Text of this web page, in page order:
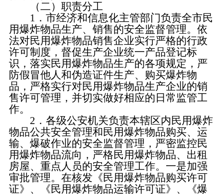
（二）职责分工
1．市经济和信息化主管部门负责全市民
用爆炸物品生产、销售的安全监督管理。依
法对民用爆炸物品销售企业实行严格的行政
许可制度，督促生产企业统一产品登记标
识，落实民用爆炸物品生产的各项规定，严
防假冒他人和伪造证件生产、购买爆炸物
品，严格实行对民用爆炸物品生产企业的销
售许可管理，并切实做好相应的日常监管工
作。
2．各级公安机关负责本辖区内民用爆炸
物品公共安全管理和民用爆炸物品购买、运
输、爆破作业的安全监督管理，严密监控民
用爆炸物品流向，严格民用爆炸物品、出租
房屋、重点人员的安全管理工作。一是加强
审批管理。在核发《民用爆炸物品购买许可
证》、《民用爆炸物品运输许可证》、《爆